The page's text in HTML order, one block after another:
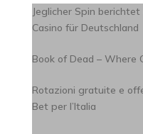
Jeglicher Spin
Casino für Deutschland
Book of Dead –
Rotazioni gratuite e
Bet per l’Italia